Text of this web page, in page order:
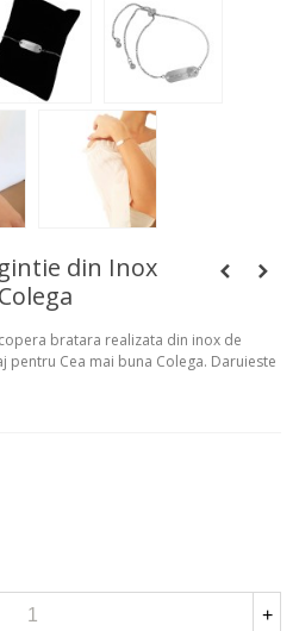
din Inox
bratara realizata din inox de
pentru Cea mai buna Colega. Daruieste
+